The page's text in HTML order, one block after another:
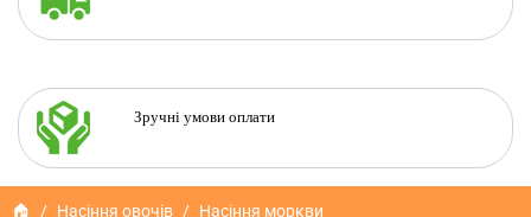
Зручні умови оплати
🏠 Насіння овочів Насіння моркви